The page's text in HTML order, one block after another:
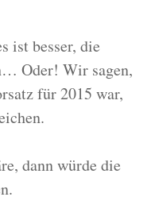
ist besser, die
Oder! Wir sagen,
für 2015 war,
dann würde die